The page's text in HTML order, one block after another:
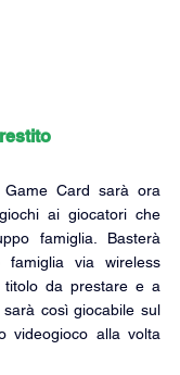
Card sarà ora
ai giocatori che
famiglia. Basterà
famiglia via wireless
titolo da prestare e a
così giocabile sul
videogioco alla volta